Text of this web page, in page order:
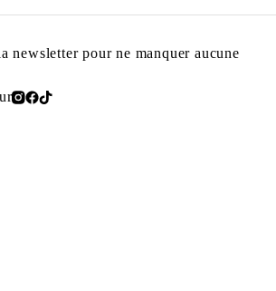
newsletter pour ne manquer aucune